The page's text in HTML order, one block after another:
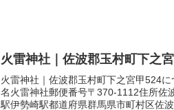
火雷神社｜佐波郡玉村町下之
火雷神社｜佐波郡玉村町下之宮甲524
名火雷神社郵便番号〒370-1112住所佐
駅伊勢崎駅都道府県群馬県市町村区佐